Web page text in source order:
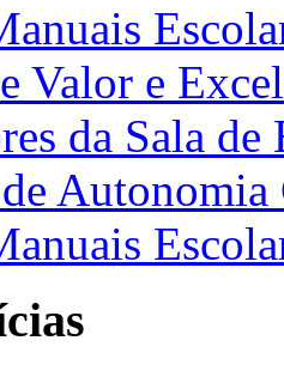
Valor e
da Sala de
Autonomia